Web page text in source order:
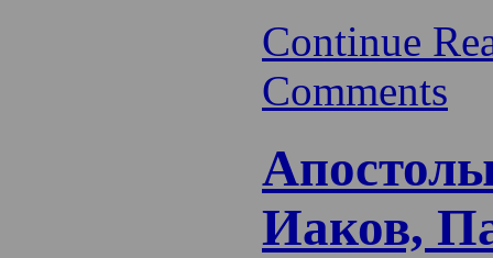
Continue
Comments
Иаков,